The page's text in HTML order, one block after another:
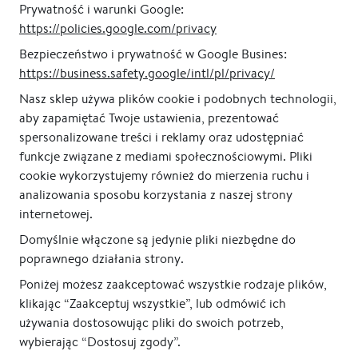
Lustro okrągłe ORBITAL
SIMPLE
od 95,00 zł
Prywatność i warunki Google:
https://policies.google.com/privacy
Bezpieczeństwo i prywatność w Google Busines:
https://business.safety.google/intl/pl/privacy/
Nasz sklep używa plików cookie i podobnych technologii,
aby zapamiętać Twoje ustawienia, prezentować
spersonalizowane treści i reklamy oraz udostępniać
funkcje związane z mediami społecznościowymi. Pliki
cookie wykorzystujemy również do mierzenia ruchu i
analizowania sposobu korzystania z naszej strony
internetowej.
Domyślnie włączone są jedynie pliki niezbędne do
poprawnego działania strony.
Poniżej możesz zaakceptować wszystkie rodzaje plików,
klikając “Zaakceptuj wszystkie”, lub odmówić ich
używania dostosowując pliki do swoich potrzeb,
wybierając “Dostosuj zgody”.